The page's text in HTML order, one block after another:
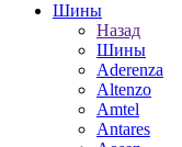
Шины
Назад
Шины
Aderenza
Altenzo
Amtel
Antares